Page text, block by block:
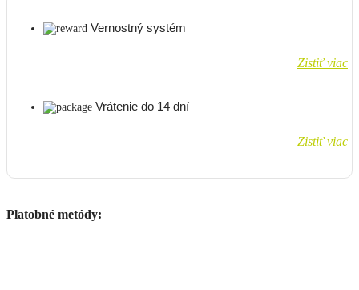
Vernostný systém
Zistiť viac
Vrátenie do 14 dní
Zistiť viac
Platobné metódy: